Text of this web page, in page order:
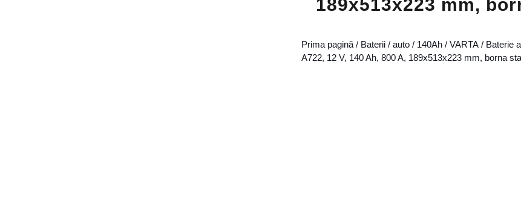
189x513x223 mm,
Prima pagină / Baterii / auto / 140Ah / VARTA / Baterie
A722, 12 V, 140 Ah, 800 A, 189x513x223 mm, borna